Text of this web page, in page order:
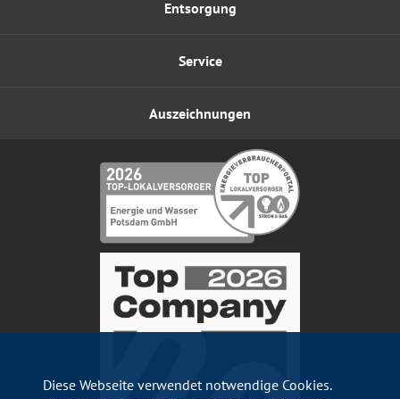
Entsorgung
Service
Auszeichnungen
Diese Webseite verwendet notwendige Cookies.